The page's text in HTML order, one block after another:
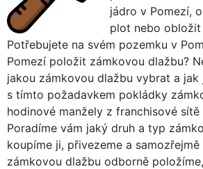
jádro v Pomezí,
plot nebo obložit
Potřebujete na svém pozemku v
Pomezí položit zámkovou dlažbu?
jakou zámkovou dlažbu vybrat a
s tímto požadavkem pokládky
hodinové manžely z franchisové sítě
Poradíme vám jaký druh a typ
koupíme ji, přivezeme a
zámkovou dlažbu odborně